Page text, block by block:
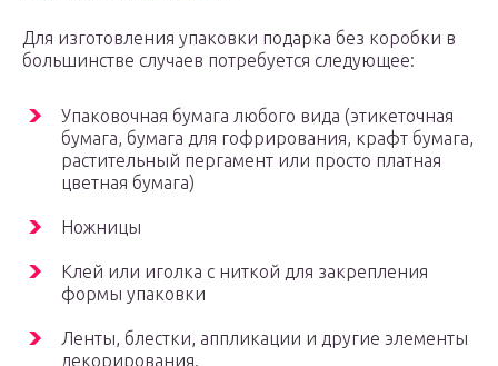
Для изготовления упаковки подарка без коробки в
большинстве случаев потребуется следующее:
Упаковочная бумага любого вида (этикеточная
бумага, бумага для гофрирования, крафт бумага,
растительный пергамент или просто платная
цветная бумага)
Ножницы
Клей или иголка с ниткой для закрепления
формы упаковки
Ленты, блестки, аппликации и другие элементы
декорирования.